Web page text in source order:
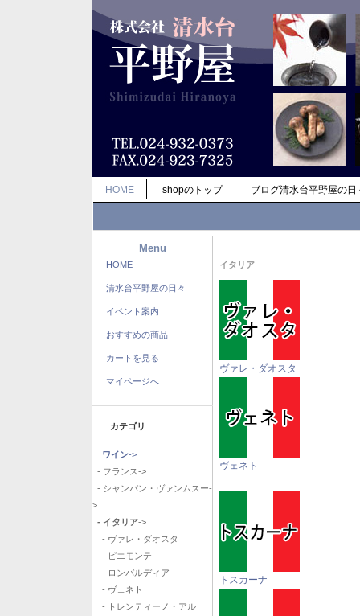
HOME shopのトップ ブログ清水台平野屋の日
Menu
HOME
清水台平野屋の日々
イベント案内
おすすめの商品
カートを見る
マイページへ
カテゴリ
ワイン->
- フランス->
- シャンパン・ヴァンムスー-
>
- イタリア->
- ヴァレ・ダオスタ
- ピエモンテ
- ロンバルディア
- ヴェネト
- トレンティーノ・アル
イタリア
ヴァレ・ダオスタ
ヴェネト
トスカーナ